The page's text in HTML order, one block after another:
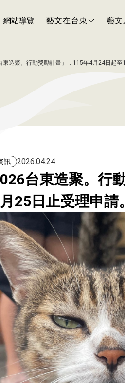
網站導覽 藝文在台東 藝文
東造聚。行動獎勵計畫」，115年4月24日起至
訊 2026.04.24
台東造聚。行
25日止受理申請。